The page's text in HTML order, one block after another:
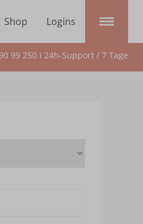
Shop Logins
99 250 I 24h-Support / 7 Tage